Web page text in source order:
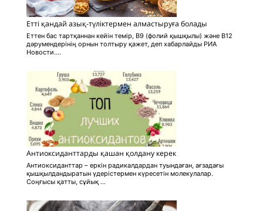
Етті қандай азық-түліктермен алмастыруға болады
Еттен бас тартқаннан кейін темір, В9 (фолий қышқылы) және В12
дәрумендерінің орнын толтыру қажет, деп хабарлайды РИА
Новости....
Антиоксиданттарды қашан қолдану керек
Антиоксиданттар – еркін радикалдардан туындаған, ағзадағы
қышқылдандыратын үдерістермен күресетін молекулалар.
Соңғысы қатты, сұйық ...